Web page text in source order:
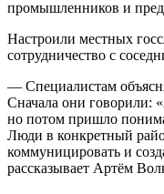
промышленников и
Настроили местных
сотрудничество с
— Специалистам
Сначала они говорили:
но потом пришло
Люди в конкретный
коммуницировать и
рассказывает Артём